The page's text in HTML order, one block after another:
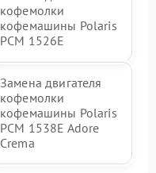
кофемолки
кофемашины Polaris
PCM 1526E
Замена двигателя
кофемолки
кофемашины Polaris
PCM 1538E Adore
Crema